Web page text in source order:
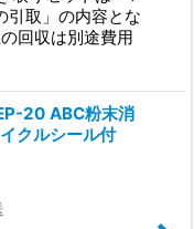
引取」の内容とな
回収は別途費用
20 ABC粉末消
クルシール付